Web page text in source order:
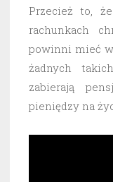
Przecież to,
rachunkach
powinni mieć
żadnych
zabierają
pieniędzy na